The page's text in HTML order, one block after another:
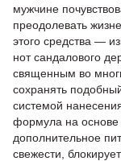
мужчине
преодолевать
этого средства —
нот сандалового
священным во
сохранять
системой
формула на основе
дополнительное
свежести,